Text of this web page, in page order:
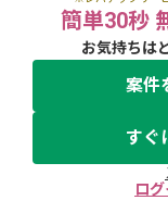
簡単30秒
お気持ちは
案件
すぐ
ロ